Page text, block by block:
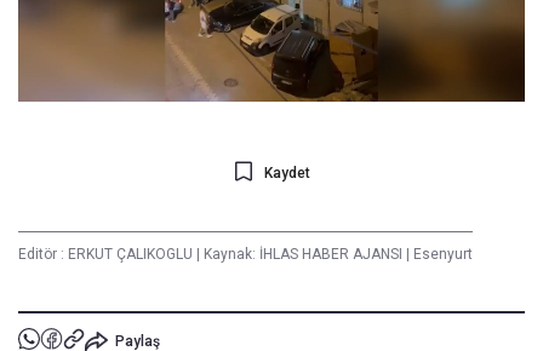
Kaydet
Editör : ERKUT ÇALIKOGLU Kaynak: İHLAS HABER AJANSI Esenyurt
Paylaş